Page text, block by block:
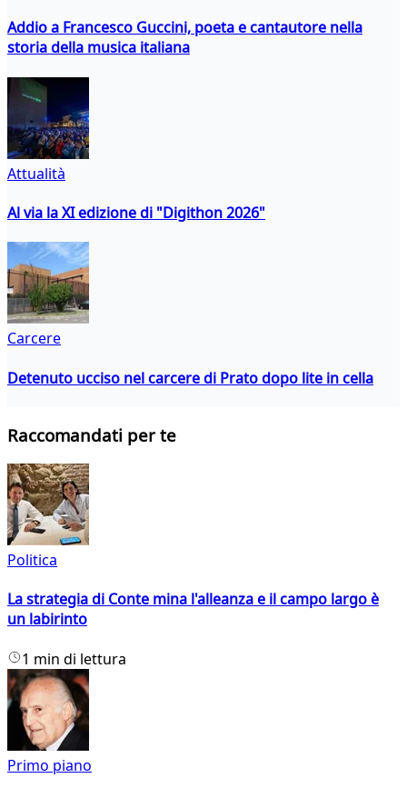
Addio a Francesco Guccini, poeta e cantautore nella
storia della musica italiana
Attualità
Al via la XI edizione di "Digithon 2026"
Carcere
Detenuto ucciso nel carcere di Prato dopo lite in cella
Raccomandati per te
Politica
La strategia di Conte mina l'alleanza e il campo largo è
un labirinto
1 min di lettura
Primo piano